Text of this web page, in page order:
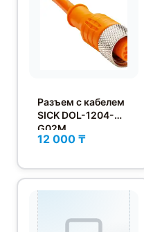
Разъем с кабелем
SICK DOL-1204-
G02M
12 000 ₸